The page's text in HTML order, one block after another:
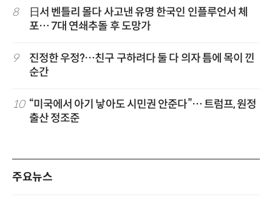
8
日서 벤틀리 몰다 사고낸 유명 한국인 인플루언서 체
포… 7대 연쇄추돌 후 도망가
9
진정한 우정?…친구 구하려다 둘 다 의자 틈에 목이 낀
순간
10 “미국에서 아기 낳아도 시민권 안준다”… 트럼프, 원정
출산 정조준
주요뉴스